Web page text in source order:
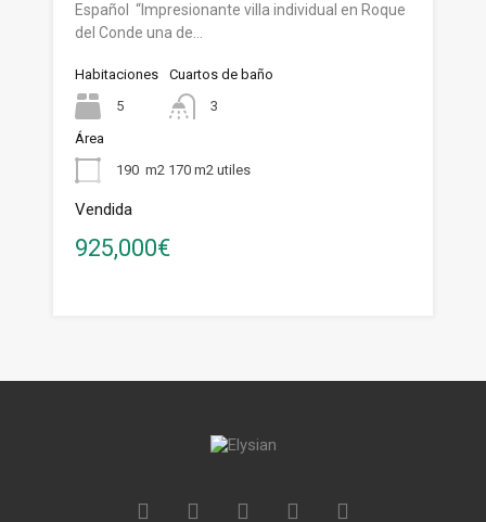
Español “Impresionante villa individual en Roque
del Conde una de…
Habitaciones
5
Cuartos de baño
3
Área
190 m2 170 m2 utiles
Vendida
925,000€